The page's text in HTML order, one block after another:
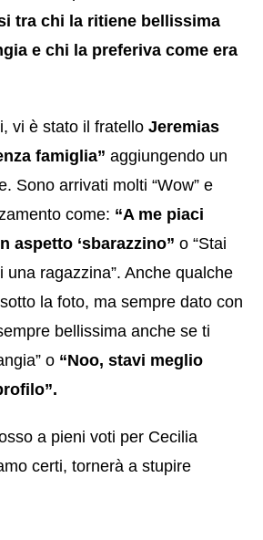
tra chi la ritiene bellissima
e chi la preferiva come era
vi è stato il fratello Jeremias
famiglia” aggiungendo un
Sono arrivati molti “Wow” e
come: “A me piaci
aspetto ‘sbarazzino” o “Stai
una ragazzina”. Anche qualche
la foto, ma sempre dato con
bellissima anche se ti
o “Noo, stavi meglio
a pieni voti per Cecilia
certi, tornerà a stupire